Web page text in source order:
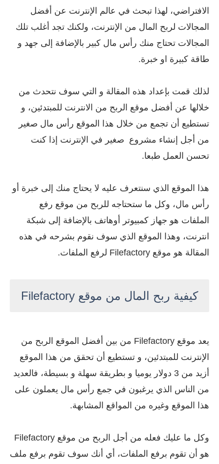
الافتراضي، لهذا تبحث في عالم الإنترنت عن أفضل
المجالات لربح المال من الإنترنت، ولكنك تجد أغلب تلك
المجالات تحتاج منك رأس مال كبير بالإضافة إلى جهد و
طاقة كبيرة او خبرة.
لذلك قمت بإعداد هذه المقالة و التي سوف نتحدث من
خلالها عن أفضل موقع الربح من الانترنت للمبتدئين، و
تستطيع أن تجمع من خلال هذا الموقع رأس مال صغير
من أجل إنشاء مشروع صغير في الإنترنت إذا كنت
تحسن العمل طبعا.
هذا الموقع الذي سنتعرف عليه لا يحتاج منك إلى خبرة أو
رأس مال، وكل ما ستحتاجه للربح من موقع رفع
الملفات هو جهاز كمبيوتر أوهاتف بالإضافة إلى شبكة
انترنت، وهذا الموقع الذي سوف نقوم بشرحه في هذه
المقالة هو موقع Filefactory لرفع الملفات.
كيفية ربح المال من موقع Filefactory
يعد موقع Filefactory من بين أفضل الموقع الربح من
الإنترنت للمبتدئين، و تستطيع أن تحقق من هذا الموقع
أزيد من 3 دولار يوميا و بطريقة سهلة و بسيطة، فالعديد
من الناس الذي يرغبون في جمع رأس مال يعملون على
هذا الموقع وغيره من المواقع المشابهة.
وكل ما عليك فعله من أجل الربح من موقع Filefactory
هو أن تقوم برفع الملفات، أي أنك سوف تقوم برفع ملف